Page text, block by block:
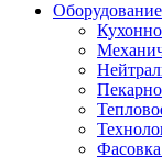
Оборудование